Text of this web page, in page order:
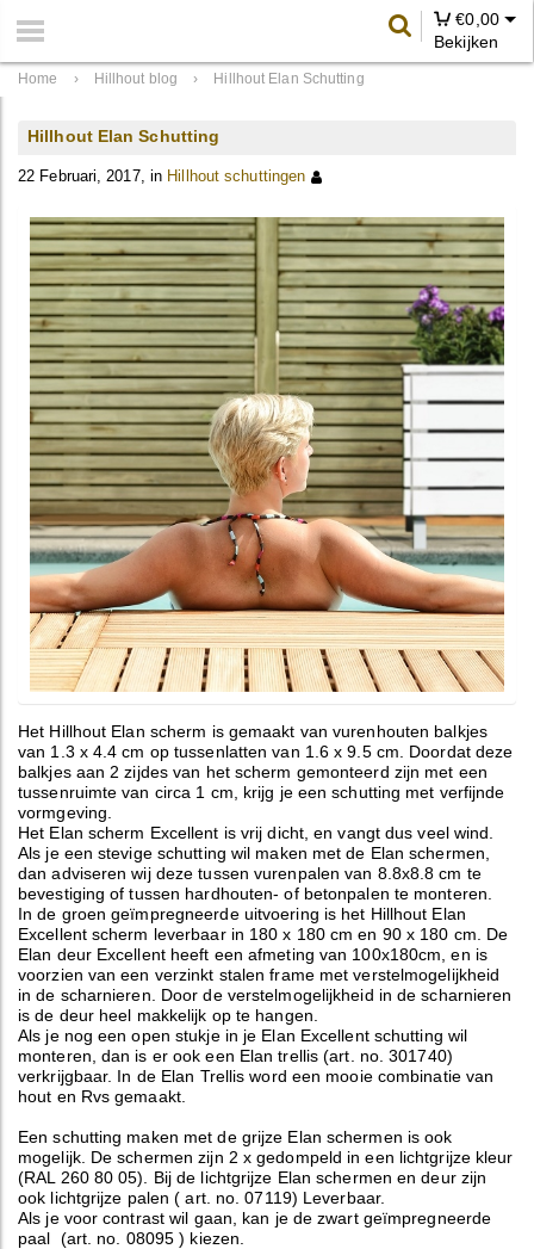
€0,00
Bekijken
Home › Hillhout blog › Hillhout Elan Schutting
Hillhout Elan Schutting
22 Februari, 2017, in Hillhout schuttingen
Het Hillhout Elan scherm is gemaakt van vurenhouten balkjes
van 1.3 x 4.4 cm op tussenlatten van 1.6 x 9.5 cm. Doordat deze
balkjes aan 2 zijdes van het scherm gemonteerd zijn met een
tussenruimte van circa 1 cm, krijg je een schutting met verfijnde
vormgeving.
Het Elan scherm Excellent is vrij dicht, en vangt dus veel wind.
Als je een stevige schutting wil maken met de Elan schermen,
dan adviseren wij deze tussen vurenpalen van 8.8x8.8 cm te
bevestiging of tussen hardhouten- of betonpalen te monteren.
In de groen geïmpregneerde uitvoering is het Hillhout Elan
Excellent scherm leverbaar in 180 x 180 cm en 90 x 180 cm. De
Elan deur Excellent heeft een afmeting van 100x180cm, en is
voorzien van een verzinkt stalen frame met verstelmogelijkheid
in de scharnieren. Door de verstelmogelijkheid in de scharnieren
is de deur heel makkelijk op te hangen.
Als je nog een open stukje in je Elan Excellent schutting wil
monteren, dan is er ook een Elan trellis (art. no. 301740)
verkrijgbaar. In de Elan Trellis word een mooie combinatie van
hout en Rvs gemaakt.
Een schutting maken met de grijze Elan schermen is ook
mogelijk. De schermen zijn 2 x gedompeld in een lichtgrijze kleur
(RAL 260 80 05). Bij de lichtgrijze Elan schermen en deur zijn
ook lichtgrijze palen ( art. no. 07119) Leverbaar.
Als je voor contrast wil gaan, kan je de zwart geïmpregneerde
paal (art. no. 08095 ) kiezen.